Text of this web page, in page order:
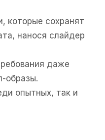
которые сохранят
нанося слайдер
даже
образы.
опытных, так и